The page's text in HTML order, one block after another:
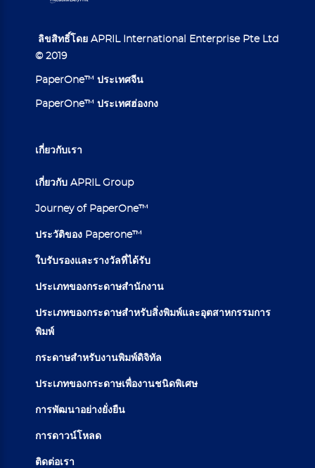
ลิขสิทธิ์โดย APRIL International Enterprise Pte Ltd
© 2019
PaperOne™ ประเทศจีน
PaperOne™ ประเทศฮ่องกง
เกี่ยวกับเรา
เกี่ยวกับ APRIL Group
Journey of PaperOne™
ประวัติของ Paperone™
ใบรับรองและรางวัลที่ได้รับ
ประเภทของกระดาษสำนักงาน
ประเภทของกระดาษสำหรับสิ่งพิมพ์และอุตสาหกรรมการ
พิมพ์
กระดาษสำหรับงานพิมพ์ดิจิทัล
ประเภทของกระดาษเพื่องานชนิดพิเศษ
การพัฒนาอย่างยั่งยืน
การดาวน์โหลด
ติดต่อเรา